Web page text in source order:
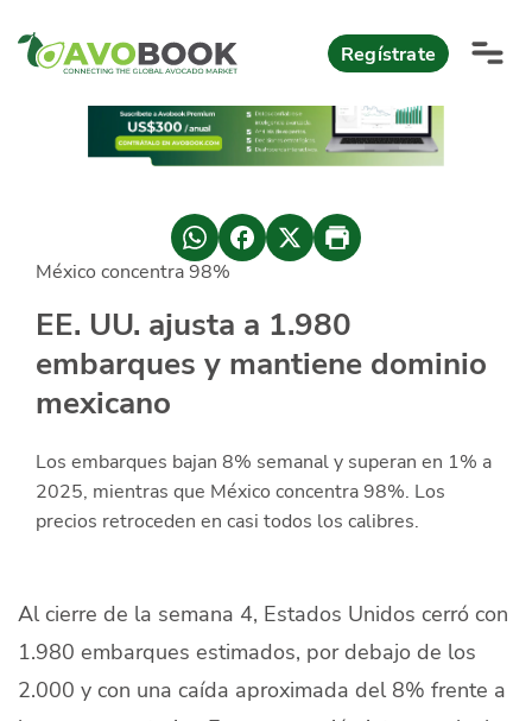
Regístrate
AvoReports
AvoMagazine
AvoEvents
Iniciar Sesión
Productores
Mercados
México concentra 98%
EE. UU. ajusta a 1.980
embarques y mantiene dominio
mexicano
Los embarques bajan 8% semanal y superan en 1% a
2025, mientras que México concentra 98%. Los
precios retroceden en casi todos los calibres.
Al cierre de la semana 4, Estados Unidos cerró con
1.980 embarques estimados, por debajo de los
2.000 y con una caída aproximada del 8% frente a